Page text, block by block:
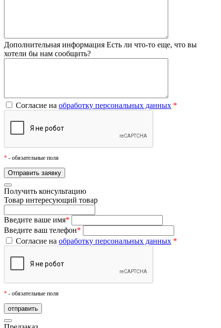
Дополнительная информация Есть ли что-то еще, что вы
хотели бы нам сообщить?
Согласие на обработку персональных данных *
* - обязательные поля
Получить консультацию
Товар интересующий товар
Введите ваше имя*
Введите ваш телефон*
Согласие на обработку персональных данных *
* - обязательные поля